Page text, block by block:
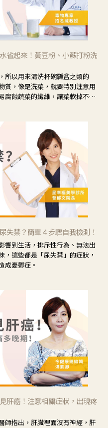
省起來！黃豆粉、小蘇打粉洗
所以用來清洗杯碗瓢盆之類的
質，像是洗菜，就要特別注意用
腐蝕蔬菜的纖維，讓菜軟掉不清
失禁？簡單４步驟自我檢測！
響到生活，排斥性行為、無法出
這些都是「尿失禁」的症狀，
成憂鬱症。
肝癌！注意相關症狀，出現疼
師指出，肝臟裡面沒有神經，肝